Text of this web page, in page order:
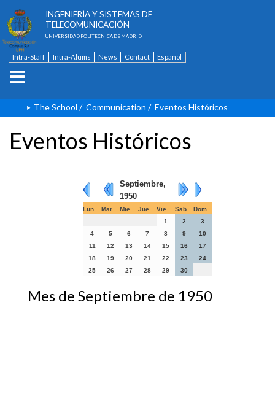
INGENIERÍA Y SISTEMAS DE
TELECOMUNICACIÓN
UNIVERSIDAD POLITÉCNICA DE MADRID
Intra-Staff Intra-Alums News Contact Español
The School / Communication / Eventos Históricos
Eventos Históricos
Septiembre,
1950
Lun Mar Mie Jue Vie Sab
Dom
1
2
3
4
5 6 7 8 9
10
11
12 13 14 15 16
17
18
19 20 21 22 23
24
25
26 27 28 29 30
Mes de Septiembre de 1950